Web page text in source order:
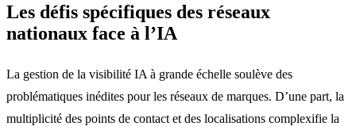
Les défis spécifiques des réseaux
nationaux face à l’IA
La gestion de la visibilité IA à grande échelle soulève des
problématiques inédites pour les réseaux de marques. D’une part, la
multiplicité des points de contact et des localisations complexifie la